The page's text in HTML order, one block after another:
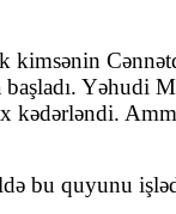
Cənnətdə
Yəhudi
kədərləndi.
quyunu